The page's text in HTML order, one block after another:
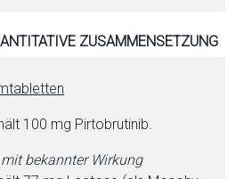
ZUSAMMENSETZUNG
100 mg Pirtobrutinib.
bekannter Wirkung